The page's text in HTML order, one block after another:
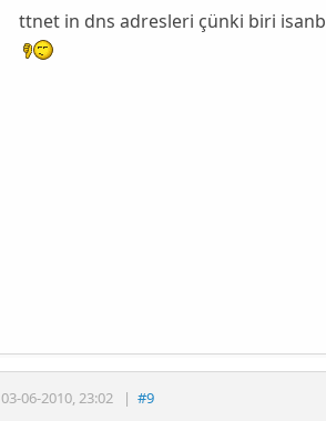
ttnet in dns adresleri çünki biri
03-06-2010,23:02 | #9